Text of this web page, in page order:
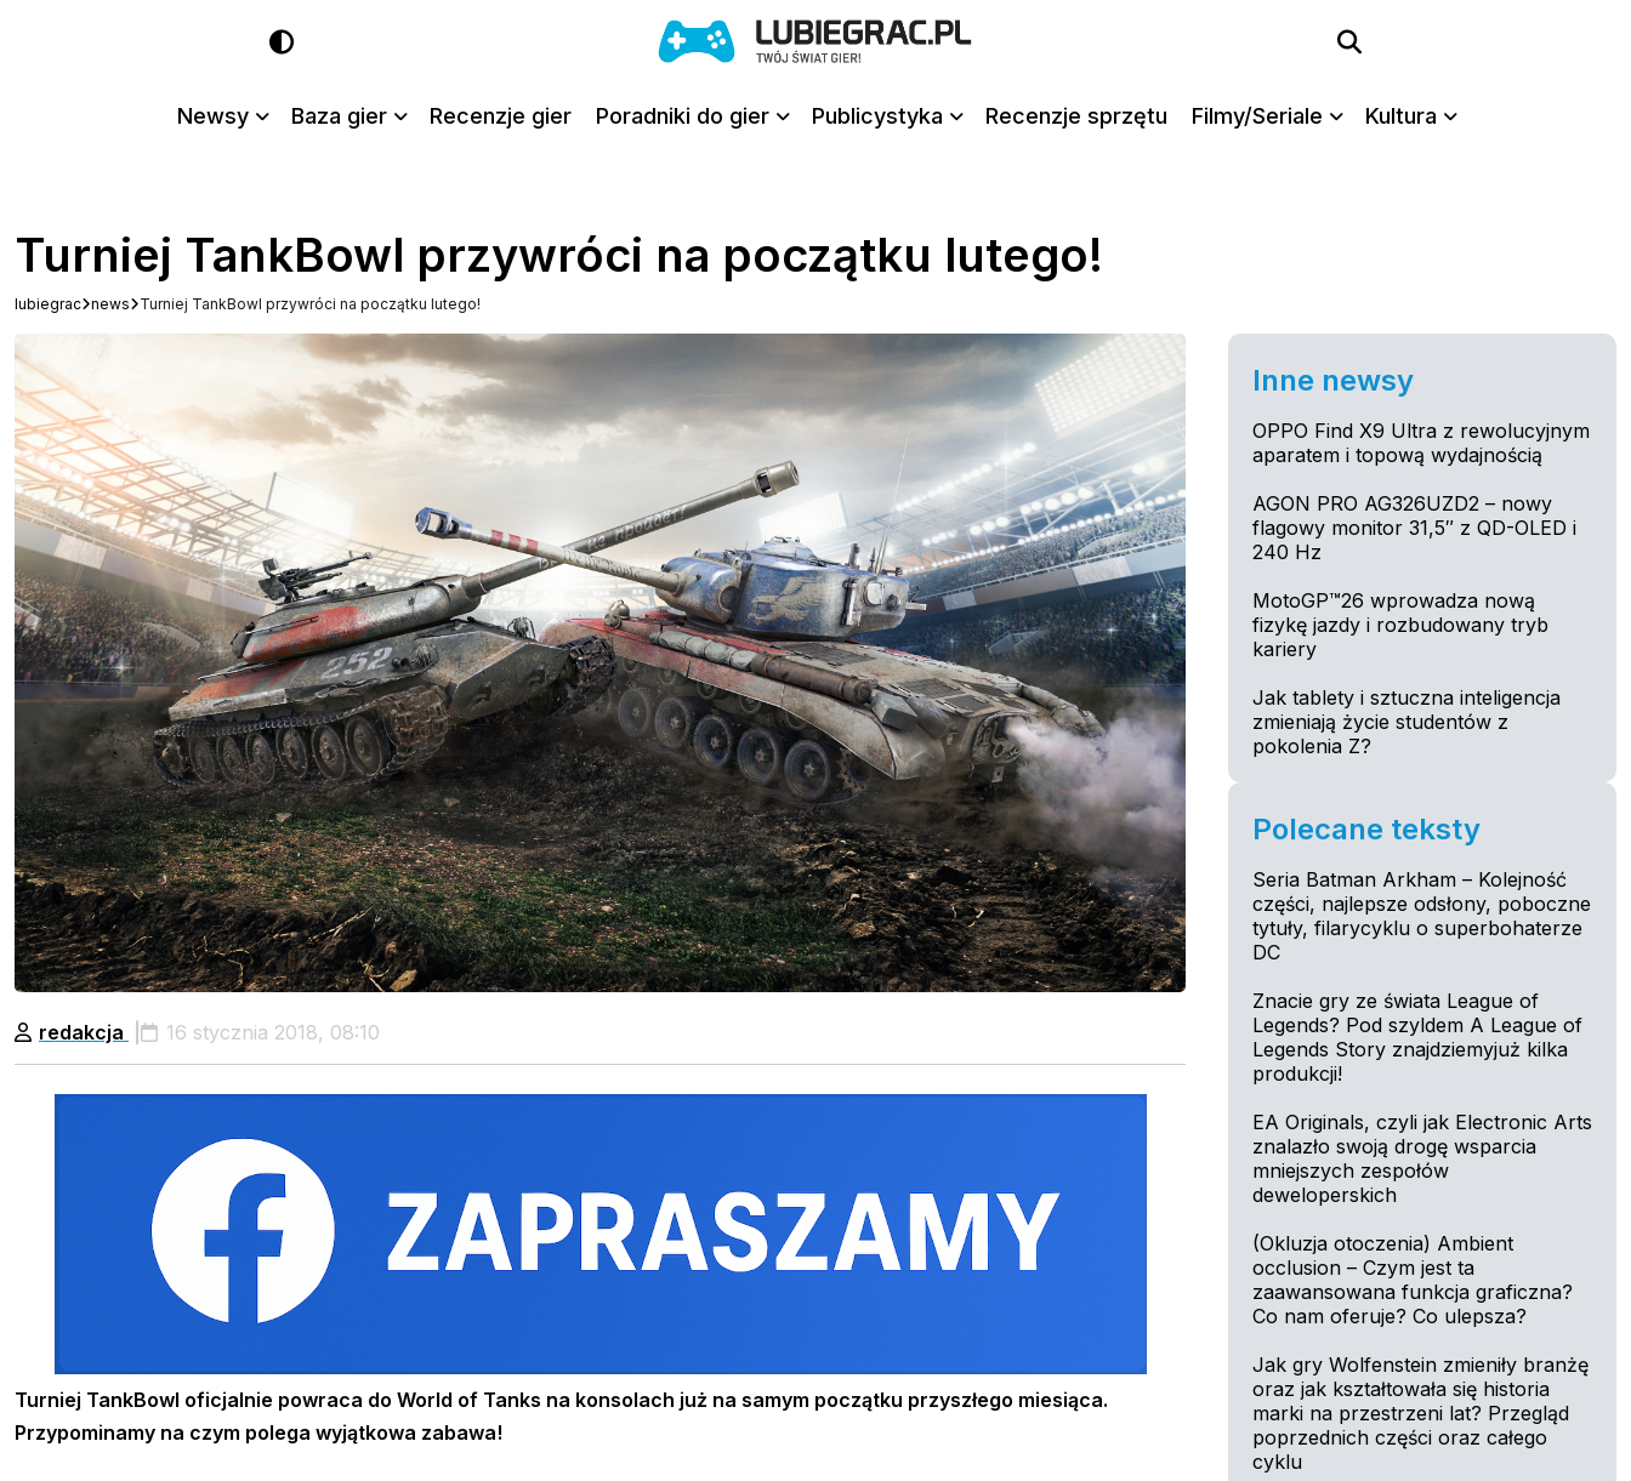
Newsy Baza gier Recenzje gier Poradniki do gier Publicystyka Recenzje sprzętu Filmy/Seriale Kultura
Turniej TankBowl przywróci na początku lutego!
lubiegrac news Turniej TankBowl przywróci na początku lutego!
redakcja 16 stycznia 2018, 08:10
Turniej TankBowl oficjalnie powraca do World of Tanks na konsolach już na samym początku przyszłego miesiąca.
Przypominamy na czym polega wyjątkowa zabawa!
Inne newsy
OPPO Find X9 Ultra z rewolucyjnym
aparatem i topową wydajnością
AGON PRO AG326UZD2 – nowy
flagowy monitor 31,5″ z QD-OLED i
240 Hz
MotoGP™26 wprowadza nową
fizykę jazdy i rozbudowany tryb
kariery
Jak tablety i sztuczna inteligencja
zmieniają życie studentów z
pokolenia Z?
Polecane teksty
Seria Batman Arkham – Kolejność
części, najlepsze odsłony, poboczne
tytuły, filarycyklu o superbohaterze
DC
Znacie gry ze świata League of
Legends? Pod szyldem A League of
Legends Story znajdziemyjuż kilka
produkcji!
EA Originals, czyli jak Electronic Arts
znalazło swoją drogę wsparcia
mniejszych zespołów
deweloperskich
(Okluzja otoczenia) Ambient
occlusion – Czym jest ta
zaawansowana funkcja graficzna?
Co nam oferuje? Co ulepsza?
Jak gry Wolfenstein zmieniły branżę
oraz jak kształtowała się historia
marki na przestrzeni lat? Przegląd
poprzednich części oraz całego
cyklu